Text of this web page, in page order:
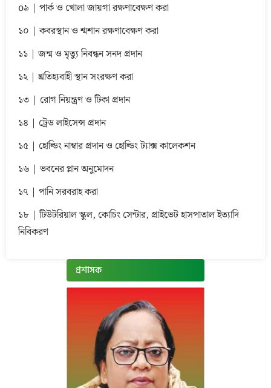
o৯ | পার্ক ও খোলা জায়গা রক্ষণাবেক্ষণ করা
১০ | কবরস্থান ও শ্মশান রক্ষণাবেক্ষণ করা
১১ | জন্ম ও মৃত্যু নিবন্ধন সনদ প্রদান
১২ | খ্রতিহ্যবাহী স্থান সংরক্ষণ করা
১৩ | রোগ নিয়ন্ত্রণ ও টিকা প্রদান
১৪ | ট্রেড লাইসেন্স প্রদান
১৫ | হোল্ডিং নাম্বার প্রদান ও হোল্ডিং ট্যাক্স কালেকশন
১৬ | ভবনের প্লান অনুমোদন
১৭ | পানি সরবরাহ করা
১৮ | টিউটরিয়াল স্কুল, কোচিং সেন্টার, প্রাইভেট হাসপাতাল ইত্যাদি
নিবিকরণ
প্রশাসক